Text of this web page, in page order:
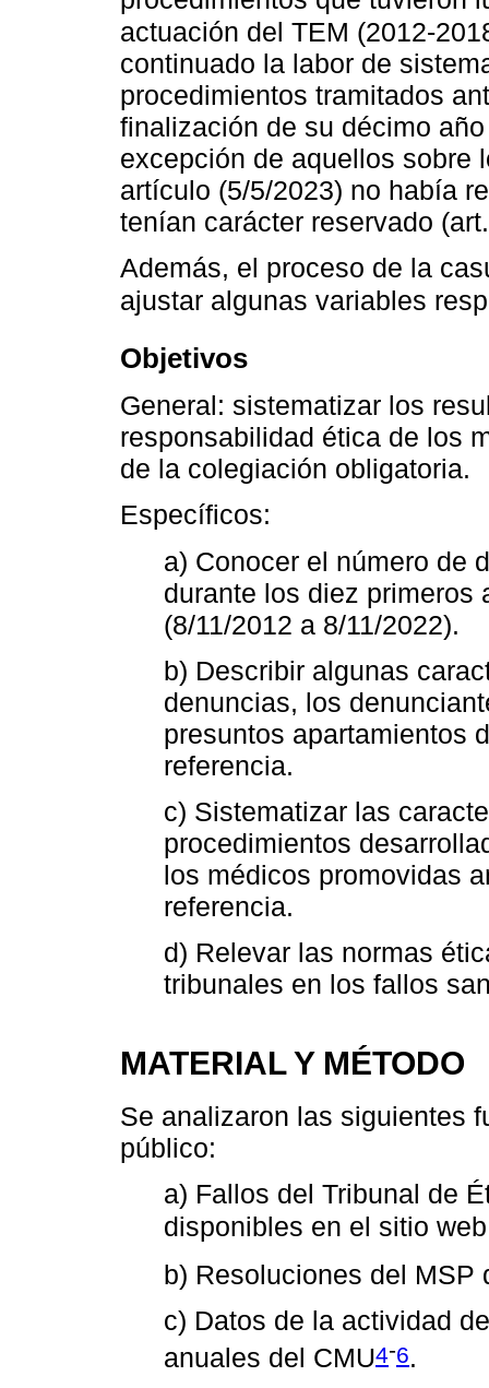
actuación del TEM (2012-
continuado la labor de
procedimientos tramitados
finalización de su décimo
excepción de aquellos sobre
artículo (5/5/2023) no había
tenían carácter reservado
Además, el proceso de la
ajustar algunas variables
Objetivos
General: sistematizar los
responsabilidad ética de los
de la colegiación obligatoria.
Específicos:
a) Conocer el número de
durante los diez primeros
(8/11/2012 a 8/11/2022).
b) Describir algunas
denuncias, los
presuntos apartamientos
referencia.
c) Sistematizar las
procedimientos
los médicos promovidas
referencia.
d) Relevar las normas
tribunales en los fallos
MATERIAL Y MÉTODO
Se analizaron las siguientes
público:
a) Fallos del Tribunal de
disponibles en el sitio
b) Resoluciones del MSP
c) Datos de la actividad
anuales del CMU4-6.